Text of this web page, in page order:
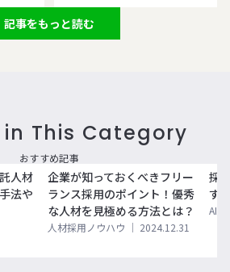
記事をもっと読む
This Category
おすすめ記事
人材
法や
企業が知っておくべきフリー
ランス採用のポイント！優秀
な人材を見極める方法とは？
人材採用ノウハウ ｜ 2024.12.31
採
す
AI・